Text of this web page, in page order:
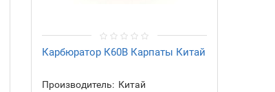
Карбюратор К60В Карпаты Китай
Производитель: Китай